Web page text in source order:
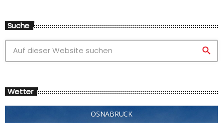
Suche
search
Wetter
OSNABRÜCK